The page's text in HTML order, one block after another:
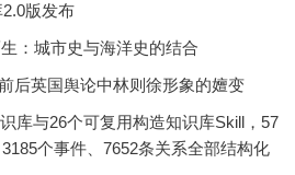
版发布
：城市史与海洋史的结合
后英国舆论中林则徐形象的嬗变
库与26个可复用构造知识库Skill，57
个事件、7652条关系全部结构化